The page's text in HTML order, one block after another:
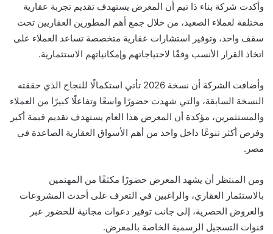
وأكدت شركة بناء ذا تيم أن المعرض يستهدف تقديم تجربة عقارية
مختلفة لعملاء الصعيد، من خلال جمع أهم المطورين العقاريين تحت
سقف واحد، وتوفير استشارات عقارية متخصصة تساعد العملاء على
اتخاذ القرار الأنسب وفقًا لاحتياجاتهم وإمكانياتهم الاستثمارية.
وأضافت الشركة أن نسخة 2026 تأتي استكمالًا للنجاح الذي حققته
النسخة السابقة، والتي شهدت حضورًا واسعًا وتفاعلًا كبيرًا من العملاء
والمستثمرين، مؤكدة أن المعرض هذا العام يستهدف تقديم قيمة أكبر
وفرص أكثر تنوعًا داخل واحد من أهم الأسواق العقارية الصاعدة في
مصر.
ومن المنتظر أن يشهد المعرض حضورًا مكثفًا من المهتمين
بالاستثمار العقاري، والراغبين في التعرف على أحدث المشروعات
والعروض الحصرية، إلى جانب توفير دعوات مجانية للحضور عبر
قنوات التسجيل الرسمية الخاصة بالمعرض.